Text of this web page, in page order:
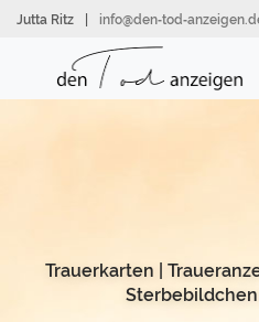
zumJutta Ritz
Trauerkarten
Sterbebildchen